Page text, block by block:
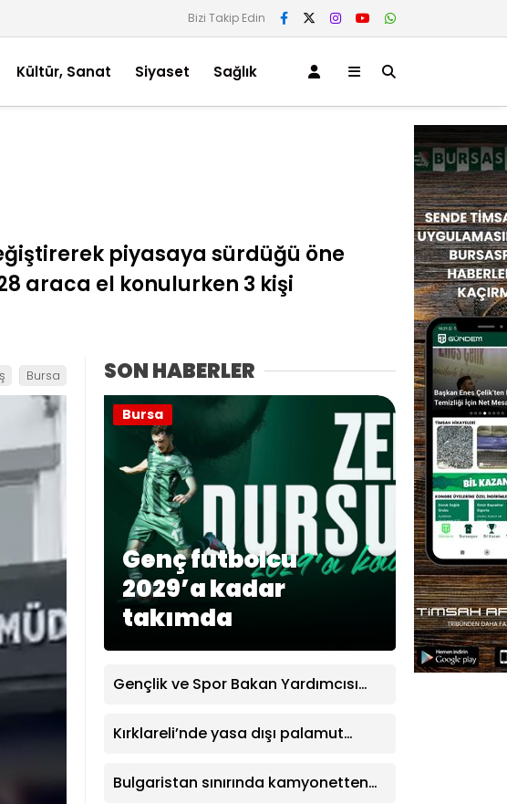
Bizi Takip Edin
Kültür, Sanat Siyaset Sağlık
piyasaya sürdüğü öne
araca el konulurken 3 kişi
Bursa SON HABERLER
Genç futbolcu
2029’a kadar
takımda
Bursa
Gençlik ve Spor Bakan Yardımcısı
olimpiyatta madalya alacak
Kırklareli’nde yasa dışı palamut
Bulgaristan sınırında kamyonetten